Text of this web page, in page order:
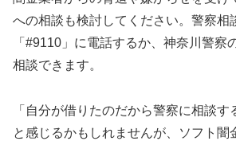
への相談も検討してください。警察相
「#9110」に電話するか、神奈川警察
相談できます。
「自分が借りたのだから警察に相談す
と感じるかもしれませんが、ソフト闇